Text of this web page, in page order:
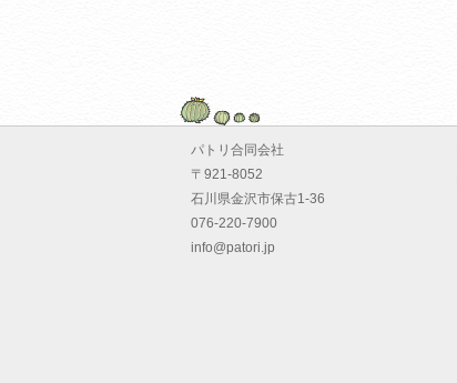
パトリ合同会社
〒921-8052
石川県金沢市保古1-36
076-220-7900
info@patori.jp